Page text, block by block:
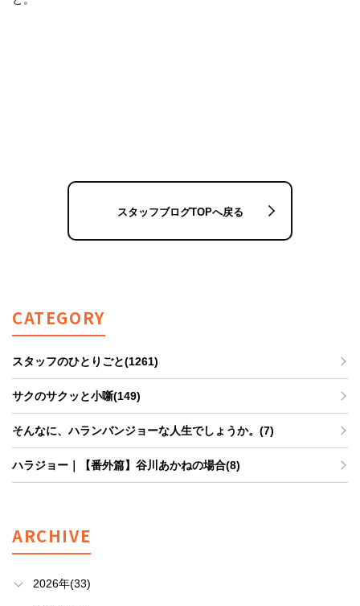
スタッフブログTOPへ戻る
CATEGORY
スタッフのひとりごと(1261)
サクのサクッと小噺(149)
そんなに、ハランバンジョーな人生でしょうか。(7)
ハラジョー｜【番外篇】谷川あかねの場合(8)
ARCHIVE
2026年(33)